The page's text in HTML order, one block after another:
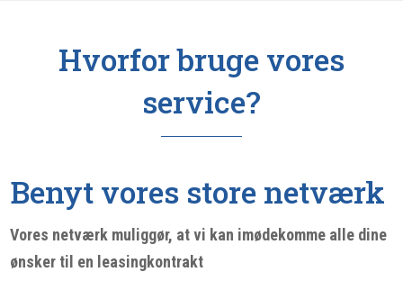
Hvorfor bruge vores
service?
Benyt vores store netværk
Vores netværk muliggør, at vi kan imødekomme alle dine
ønsker til en leasingkontrakt